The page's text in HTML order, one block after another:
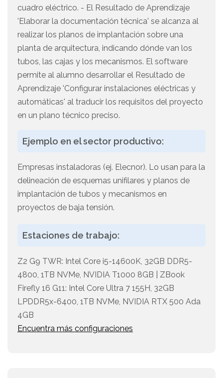
cuadro eléctrico. - El Resultado de Aprendizaje
'Elaborar la documentación técnica' se alcanza al
realizar los planos de implantación sobre una
planta de arquitectura, indicando dónde van los
tubos, las cajas y los mecanismos. El software
permite al alumno desarrollar el Resultado de
Aprendizaje 'Configurar instalaciones eléctricas y
automáticas' al traducir los requisitos del proyecto
en un plano técnico preciso.
Ejemplo en el sector productivo:
Empresas instaladoras (ej. Elecnor). Lo usan para la
delineación de esquemas unifilares y planos de
implantación de tubos y mecanismos en
proyectos de baja tensión.
Estaciones de trabajo:
Z2 G9 TWR: Intel Core i5-14600K, 32GB DDR5-
4800, 1TB NVMe, NVIDIA T1000 8GB | ZBook
Firefly 16 G11: Intel Core Ultra 7 155H, 32GB
LPDDR5x-6400, 1TB NVMe, NVIDIA RTX 500 Ada
4GB
Encuentra más configuraciones